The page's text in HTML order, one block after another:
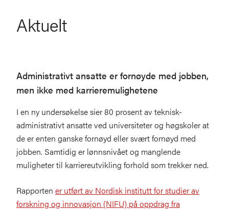
Aktuelt
Administrativt ansatte er fornøyde med jobben,
men ikke med karrieremulighetene
I en ny undersøkelse sier 80 prosent av teknisk-
administrativt ansatte ved universiteter og høgskoler at
de er enten ganske fornøyd eller svært fornøyd med
jobben. Samtidig er lønnsnivået og manglende
muligheter til karriereutvikling forhold som trekker ned.
Rapporten er utført av Nordisk institutt for studier av
forskning og innovasjon (NIFU) på oppdrag fra